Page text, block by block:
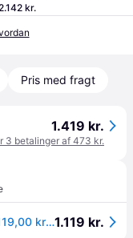
kr.
Pris med fragt
1.419 kr.
3 betalinger af 473 kr.
ghd Hårtørrer Helios® hårtørrer 1 stk.(1.119,00 kr / 1 stk.) - 1 stk.1.119 kr.